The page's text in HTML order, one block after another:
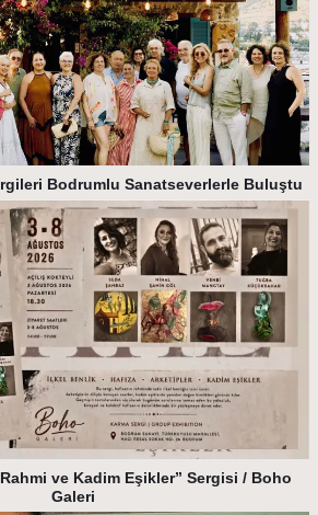
Bodrumlu Sanatseverlerle Buluştu
Rahmi ve Kadim Eşikler” Sergisi / Boho
Galeri